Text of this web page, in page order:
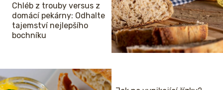
Chléb z trouby versus z
domácí pekárny: Odhalte
tajemství nejlepšího
bochníku